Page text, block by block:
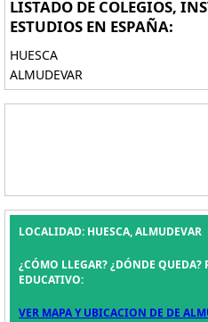
LISTADO DE COLEGIOS,
ESTUDIOS EN ESPAÑA:
HUESCA
ALMUDEVAR
LOCALIDAD: HUESCA, ALMUDEVAR
¿CÓMO LLEGAR? ¿DÓNDE QUEDA?
EDUCATIVO:
VER MAPA Y UBICACION DE DE